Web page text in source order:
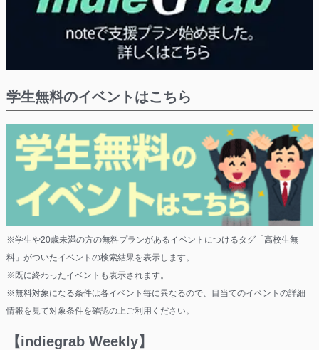
学生無料のイベントはこちら
※学生や20歳未満の方の無料プランがあるイベントにつけるタグ「高校生無
料」がついたイベントの検索結果を表示します。
※既に終わったイベントも表示されます。
※無料対象になる条件は各イベント毎に異なるので、目当てのイベントの詳細
情報を見て対象条件を確認の上ご利用ください。
【indiegrab Weekly】